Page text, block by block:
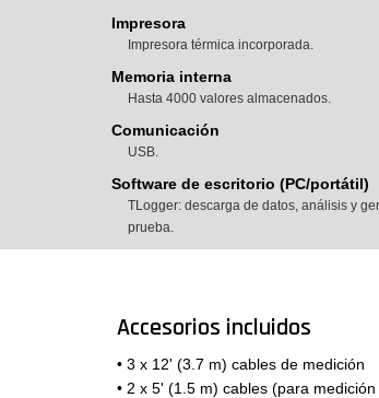
Impresora
Impresora térmica incorporada.
Memoria interna
Hasta 4000 valores almacenados.
Comunicación
USB.
Software de escritorio (PC/portátil)
TLogger: descarga de datos, análisis y
prueba.
Accesorios incluidos
• 3 x 12' (3.7 m) cables de medición
• 2 x 5' (1.5 m) cables (para